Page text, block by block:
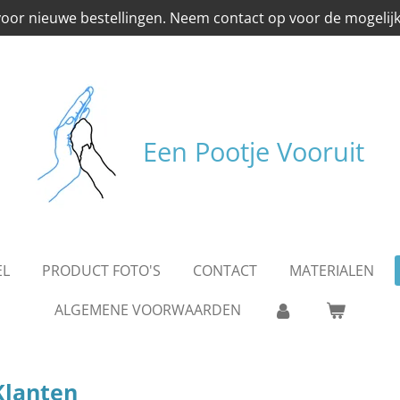
nieuwe bestellingen. Neem contact op voor de
Een Pootje Vooruit
PRODUCT FOTO'S CONTACT MATERIALEN
ALGEMENE VOORWAARDEN